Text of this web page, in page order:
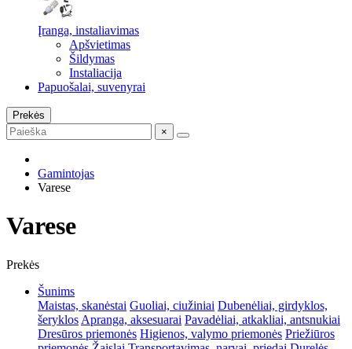
Įranga, instaliavimas
Apšvietimas
Šildymas
Instaliacija
Papuošalai, suvenyrai
Prekės
×
Gamintojas
Varese
Varese
Prekės
Šunims
Maistas, skanėstai Guoliai, ciužiniai Dubenėliai, girdyklos,
šeryklos Apranga, aksesuarai Pavadėliai, atkakliai, antsnukiai
Dresūros priemonės Higienos, valymo priemonės Priežiūros